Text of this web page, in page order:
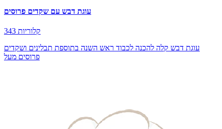
עוגת דבש עם שקדים פרוסים
343 קלוריות
עוגת דבש קלה להכנה לכבוד ראש השנה בתוספת תבלינים ושקדים
פרוסים מעל